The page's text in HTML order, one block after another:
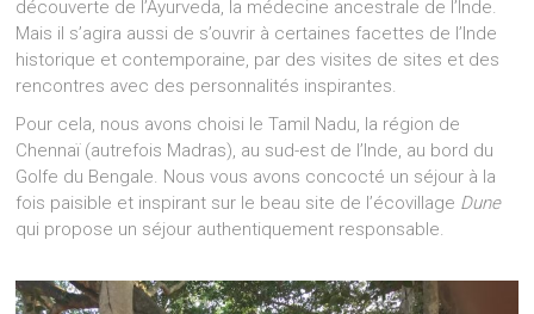
découverte de l’Ayurveda, la médecine ancestrale de l’Inde.
Mais il s’agira aussi de s’ouvrir à certaines facettes de l’Inde
historique et contemporaine, par des visites de sites et des
rencontres avec des personnalités inspirantes.
Pour cela, nous avons choisi le Tamil Nadu, la région de
Chennaï (autrefois Madras), au sud-est de l’Inde, au bord du
Golfe du Bengale. Nous vous avons concocté un séjour à la
fois paisible et inspirant sur le beau site de l’écovillage Dune
qui propose un séjour authentiquement responsable.